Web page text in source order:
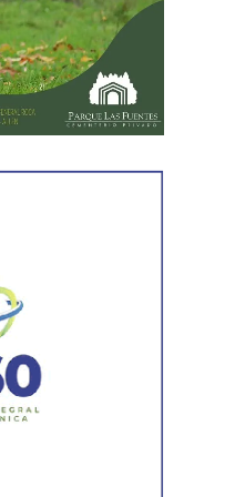
mujer y a mis hijas, y
preventivo».
impulsó denuncias
organizaciones
de la audiencia,
algunos
a los
por los modos y
la reforma
Cremonte precisó
empezaron a tomar
y eso es muy
estatal.
Nación debiera estar
funcionarios de La
escuelas y en
y en este momento
servicios esenciales»,
el Estado. Hoy el